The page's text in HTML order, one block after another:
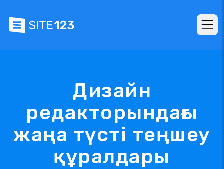
Дизайн
редакторындағы
жаңа түсті теңшеу
құралдары